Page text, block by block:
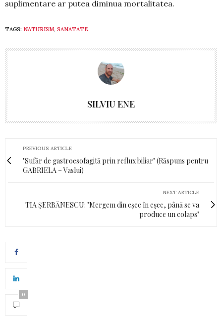
suplimentare ar putea di­mi­nua mortalitatea.
TAGS: NATURISM, SANATATE
SILVIU ENE
PREVIOUS ARTICLE
"Sufăr de gastroesofagită prin reflux biliar" (Răspuns pentru
GABRIELA – Vaslui)
NEXT ARTICLE
TIA ȘERBĂNESCU: "Mergem din eșec în eșec, până se va
produce un colaps"
0